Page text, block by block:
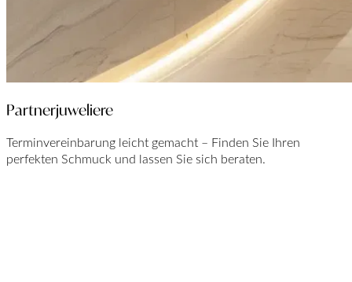
Partnerjuweliere
Terminvereinbarung leicht gemacht – Finden Sie Ihren
perfekten Schmuck und lassen Sie sich beraten.